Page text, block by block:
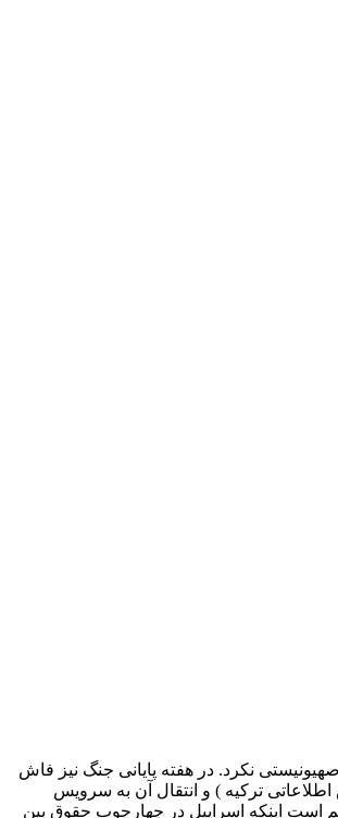
قبال رژیم صهیونیستی نکرد. در هفته پایانی جنگ نیز فاش
ترکیه ) و انتقال آن به سرویس
است اینکه اسراییل در چهارچوب حقوق بین